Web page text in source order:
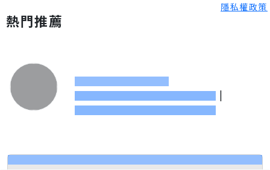
隱私權政策
熱門推薦
|